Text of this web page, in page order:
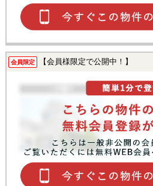
会員限定 【会員様限定で公開中！】